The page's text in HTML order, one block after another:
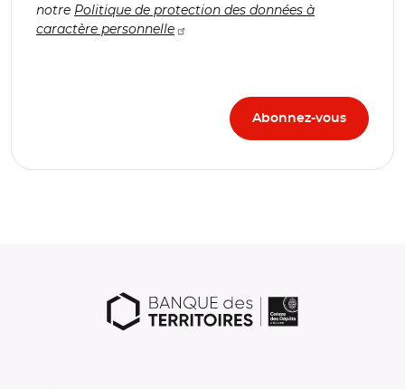
notre Politique de protection des données à
caractère personnelle